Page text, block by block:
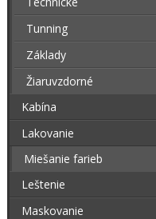
Tunning
Základy
Žiaruvzdorné
Kabína
Lakovanie
Miešanie farieb
Leštenie
Maskovanie